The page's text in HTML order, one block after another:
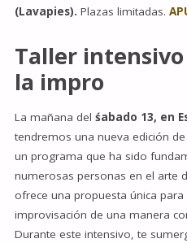
(Lavapies). Plazas limitadas.
Taller
la impro
La mañana del śabado 13, en
tendremos una nueva edición
un programa que ha sido
numerosas personas en el arte
ofrece una propuesta única
improvisación de una manera
Durante este intensivo, te